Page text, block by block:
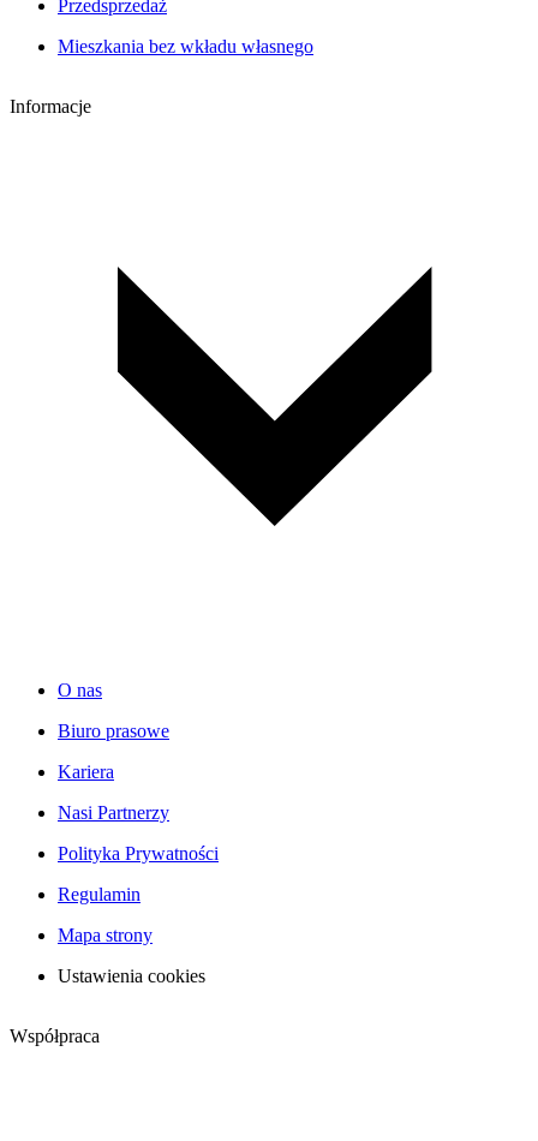
Przedsprzedaż
Mieszkania bez wkładu własnego
Informacje
O nas
Biuro prasowe
Kariera
Nasi Partnerzy
Polityka Prywatności
Regulamin
Mapa strony
Ustawienia cookies
Współpraca